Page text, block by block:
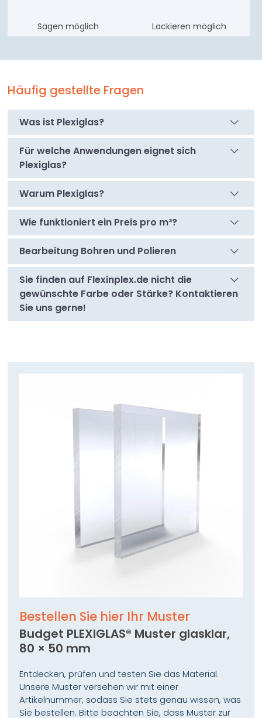
Sägen möglich Lackieren möglich
Häufig gestellte Fragen
Was ist Plexiglas?
Für welche Anwendungen eignet sich
Plexiglas?
Warum Plexiglas?
Wie funktioniert ein Preis pro m²?
Bearbeitung Bohren und Polieren
Sie finden auf Flexinplex.de nicht die
gewünschte Farbe oder Stärke? Kontaktieren
Sie uns gerne!
Bestellen Sie hier Ihr Muster
Budget PLEXIGLAS® Muster glasklar,
80 × 50 mm
Entdecken, prüfen und testen Sie das Material.
Unsere Muster versehen wir mit einer
Artikelnummer, sodass Sie stets genau wissen, was
Sie bestellen. Bitte beachten Sie, dass Muster zur